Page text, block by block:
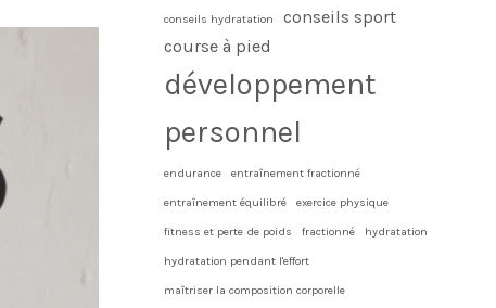
conseils hydratation
conseils sport
course à pied
développement
personnel
endurance entraînement fractionné
entraînement équilibré exercice physique
fitness et perte de poids fractionné hydratation
hydratation pendant l'effort
maîtriser la composition corporelle